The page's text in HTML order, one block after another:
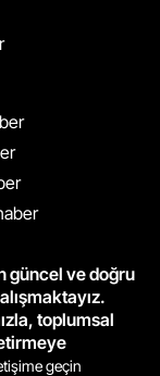
güncel ve doğru
toplumsal
geçin